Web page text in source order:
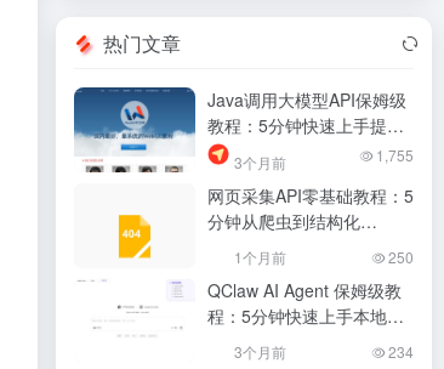
热门文章
Java调用大模型API保姆级
教程：5分钟快速上手提升
开发效率
3个月前 1,755
网页采集API零基础教程：5
分钟从爬虫到结构化
JSON，提升开发效率
1个月前 250
QClaw AI Agent 保姆级教
程：5分钟快速上手本地化
助手，提升开发效率
3个月前 234